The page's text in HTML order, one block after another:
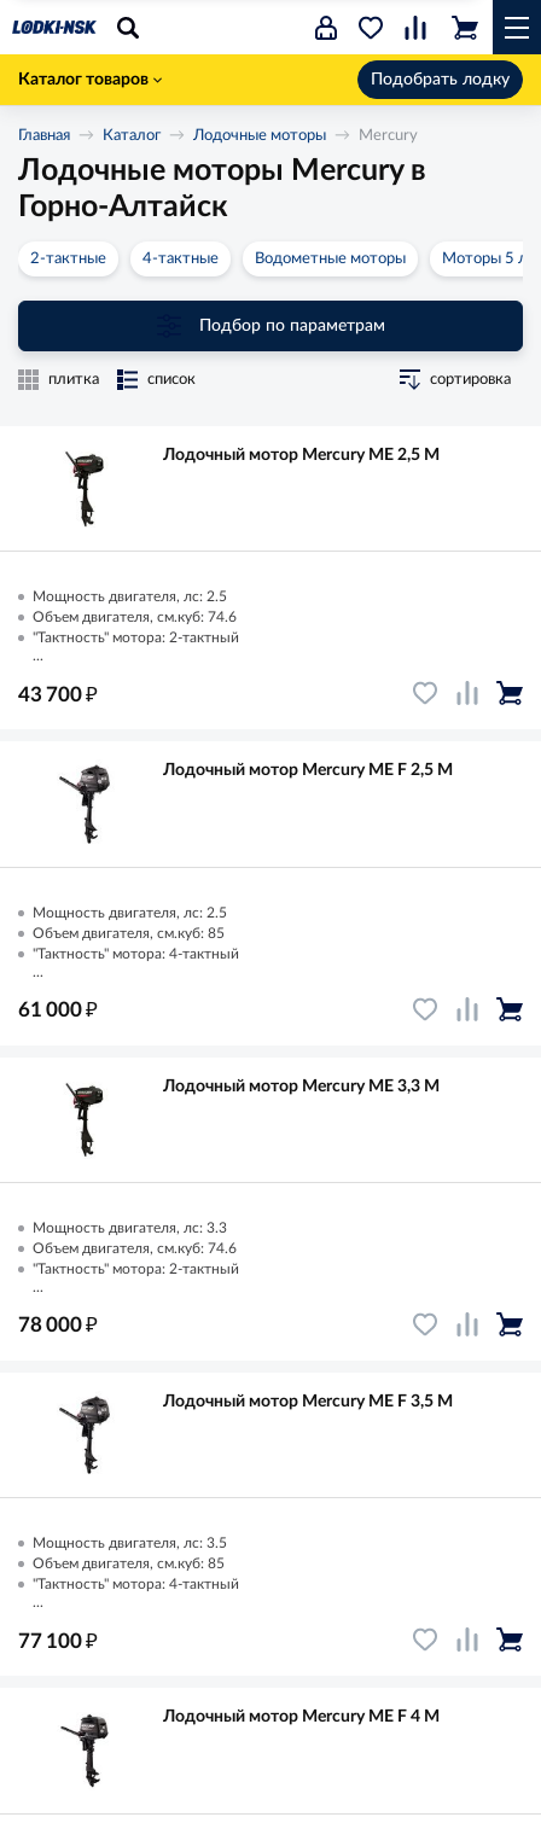
Каталог товаров Подобрать лодку
Главная Каталог Лодочные моторы Mercury
Лодочные моторы Mercury в
Горно-Алтайск
2-тактные 4-тактные Водометные моторы Моторы 5 лс
Подбор по параметрам
плитка список сортировка
Лодочный мотор Mercury ME 2,5 M
Мощность двигателя, лс: 2.5
Объем двигателя, см.куб: 74.6
"Тактность" мотора: 2-тактный
...
43 700₽
Лодочный мотор Mercury ME F 2,5 M
Мощность двигателя, лс: 2.5
Объем двигателя, см.куб: 85
"Тактность" мотора: 4-тактный
...
61 000₽
Лодочный мотор Mercury ME 3,3 M
Мощность двигателя, лс: 3.3
Объем двигателя, см.куб: 74.6
"Тактность" мотора: 2-тактный
...
78 000₽
Лодочный мотор Mercury ME F 3,5 M
Мощность двигателя, лс: 3.5
Объем двигателя, см.куб: 85
"Тактность" мотора: 4-тактный
...
77 100₽
Лодочный мотор Mercury ME F 4 M